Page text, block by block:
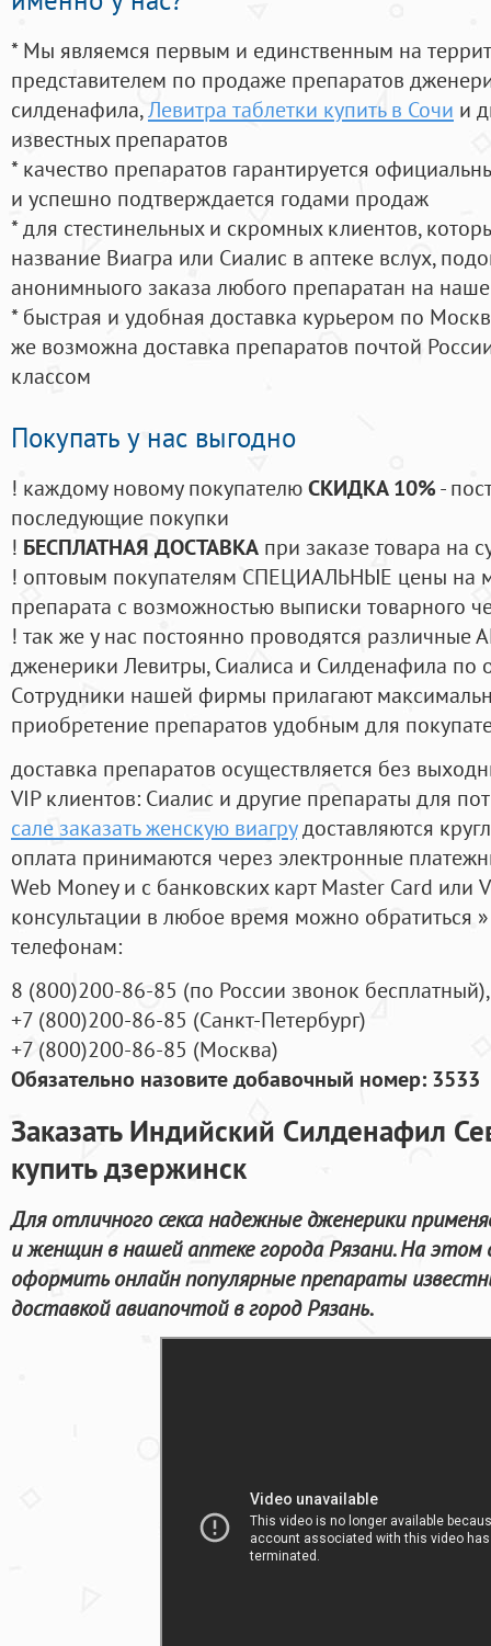
* Мы являемся первым и единственным на
представителем по продаже препаратов
силденафила,Левитра таблетки купить в Сочи и
известных препаратов
* качество препаратов гарантируется
и успешно подтверждается годами продаж
* для стестинельных и скромных клиентов,
название Виагра или Сиалис в аптеке вслух,
анонимныого заказа любого препаратан на
* быстрая и удобная доставка курьером по
же возможна доставка препаратов почтой
классом
Покупать у нас выгодно
! каждому новому покупателюСКИДКА 10%-
последующие покупки
! БЕСПЛАТНАЯ ДОСТАВКА при заказе товара на
! оптовым покупателям СПЕЦИАЛЬНЫЕ цены на
препарата с возможностью выписки товарного
! так же у нас постоянно проводятся
дженерики Левитры, Сиалиса и Силденафила по
Cотрудники нашей фирмы прилагают
приобретение препаратов удобным для
доставка препаратов осуществляется без
VIP клиентов: Сиалис и другие препараты для
сале заказать женскую виагрудоставляются
оплата принимаются через электронные
Web Money и с банковских карт Master Card или
консультации в любое время можно обратиться
телефонам:
8 (800)200-86-85 (по России звонок бесплатный),
+7 (800)200-86-85 (Санкт-Петербург)
+7 (800)200-86-85 (Москва)
Обязательно назовите добавочный номер: 3533
Заказать Индийский Силденафил
купить дзержинск
Для отличного секса надежные дженерики
и женщин в нашей аптеке города Рязани. На
оформить онлайн популярные препараты
доставкой авиапочтой в город Рязань.